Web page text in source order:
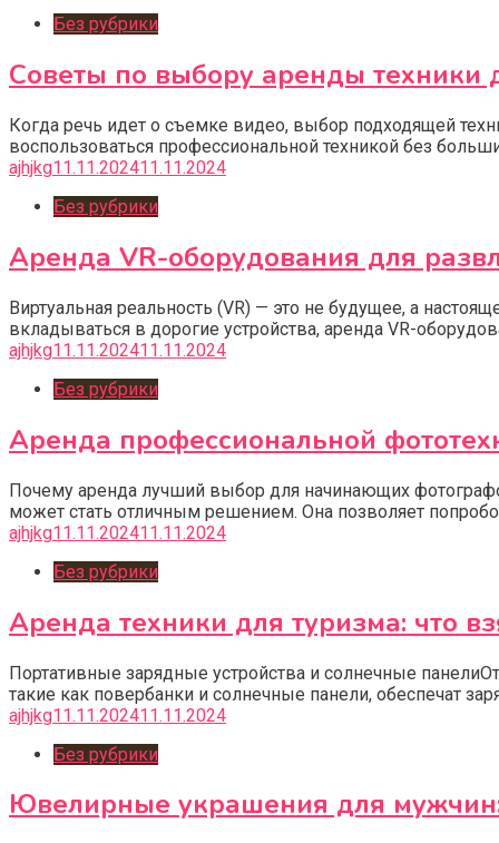
Без рубрики
Советы по выбору аренды техники
Когда речь идет о съемке видео, выбор подходящей
воспользоваться профессиональной техникой без
ajhjkg11.11.202411.11.2024
Без рубрики
Аренда VR-оборудования для
Виртуальная реальность (VR) — это не будущее, а
вкладываться в дорогие устройства, аренда VR-
ajhjkg11.11.202411.11.2024
Без рубрики
Аренда профессиональной
Почему аренда лучший выбор для начинающих
может стать отличным решением. Она позволяет
ajhjkg11.11.202411.11.2024
Без рубрики
Аренда техники для туризма: что
Портативные зарядные устройства и солнечные
такие как повербанки и солнечные панели, обеспечат
ajhjkg11.11.202411.11.2024
Без рубрики
Ювелирные украшения для